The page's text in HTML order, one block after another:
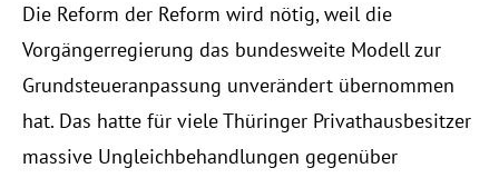
Experts
Die Reform der Reform wird nötig, weil die
Vorgängerregierung das bundesweite Modell zur
Grundsteueranpassung unverändert übernommen
hat. Das hatte für viele Thüringer Privathausbesitzer
massive Ungleichbehandlungen gegenüber